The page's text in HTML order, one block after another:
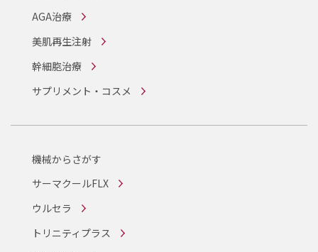
AGA治療
美肌再生注射
幹細胞治療
サプリメント・コスメ
機械からさがす
サーマクールFLX
ウルセラ
トリニティプラス